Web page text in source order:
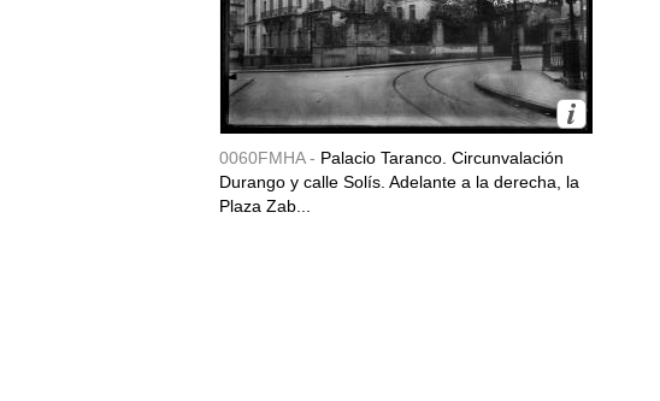
0060FMHA - Palacio Taranco. Circunvalación
Durango y calle Solís. Adelante a la derecha, la
Plaza Zab...